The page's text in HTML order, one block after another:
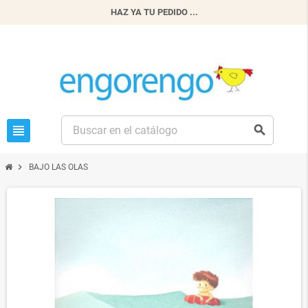
HAZ YA TU PEDIDO ...
view_headline search
chevron_right BAJO LAS OLAS